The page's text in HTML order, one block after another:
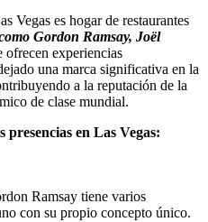
Vegas es hogar de restaurantes
Gordon Ramsay, Joël
ofrecen experiencias
una marca significativa en la
a la reputación de la
de clase mundial.
en Las Vegas:
Ramsay tiene varios
con su propio concepto único.